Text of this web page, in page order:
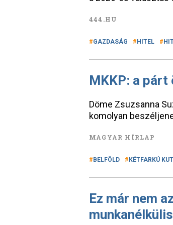
444.HU
GAZDASÁG HITEL
MKKP: a
Döme Zsuzsanna
komolyan
MAGYAR HÍRLAP
BELFÖLD KÉTFARKÚ
Ez már nem